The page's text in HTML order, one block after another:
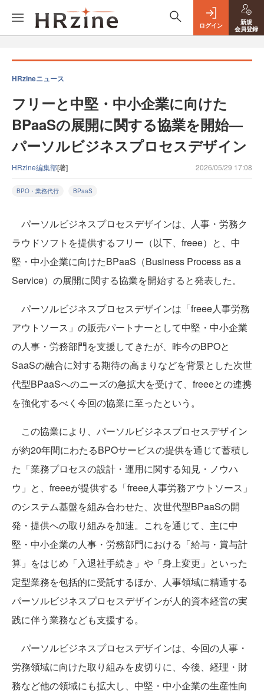
ログイン
新規
会員登録
HRzineニュース
フリーと中堅・中小企業に向けた
BPaaSの展開に関する協業を開始—
パーソルビジネスプロセスデザイン
HRzine編集部[著] 2026/05/29 17:08
BPO・業務代行 BPaaS
パーソルビジネスプロセスデザインは、人事・労務ク
ラウドソフトを提供するフリー（以下、freee）と、中
堅・中小企業に向けたBPaaS（Business Process as a
Service）の展開に関する協業を開始すると発表した。
パーソルビジネスプロセスデザインは「freee人事労務
アウトソース」の販売パートナーとして中堅・中小企業
の人事・労務部門を支援してきたが、昨今のBPOと
SaaSの融合に対する期待の高まりなどを背景とした次世
代型BPaaSへのニーズの急拡大を受けて、freeeとの連携
を強化するべく今回の協業に至ったという。
この協業により、パーソルビジネスプロセスデザイン
が約20年間にわたるBPOサービスの提供を通じて蓄積し
た「業務プロセスの設計・運用に関する知見・ノウハ
ウ」と、freeeが提供する「freee人事労務アウトソース」
のシステム基盤を組み合わせた、次世代型BPaaSの開
発・提供への取り組みを加速。これを通じて、主に中
堅・中小企業の人事・労務部門における「給与・賞与計
算」をはじめ「入退社手続き」や「身上変更」といった
定型業務を包括的に受託するほか、人事領域に精通する
パーソルビジネスプロセスデザインが人的資本経営の実
践に伴う業務なども支援する。
パーソルビジネスプロセスデザインは、今回の人事・
労務領域に向けた取り組みを皮切りに、今後、経理・財
務など他の領域にも拡大し、中堅・中小企業の生産性向